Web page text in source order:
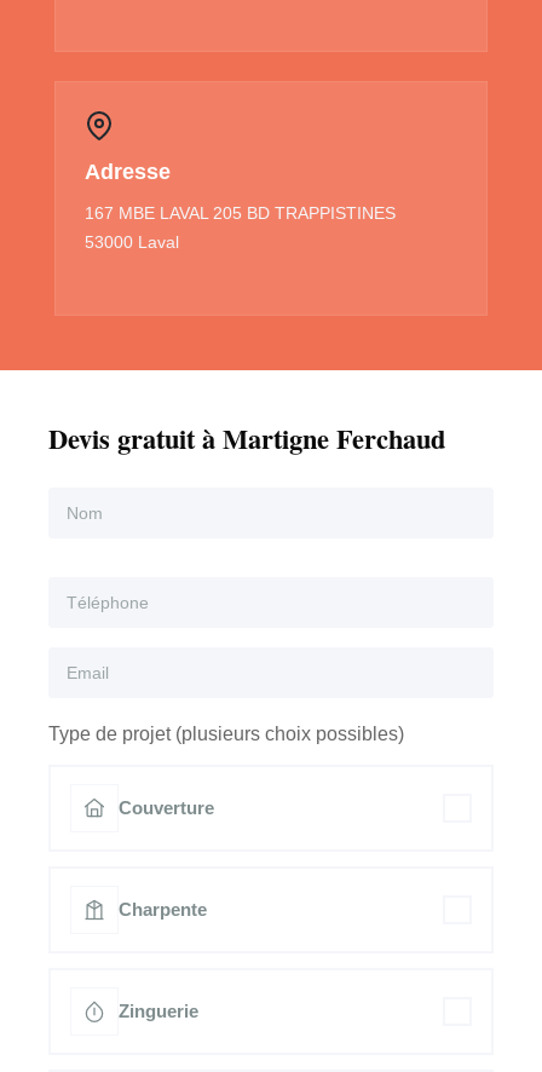
Adresse
167 MBE LAVAL 205 BD TRAPPISTINES
53000 Laval
Devis gratuit à Martigne Ferchaud
Type de projet (plusieurs choix possibles)
Couverture
Charpente
Zinguerie